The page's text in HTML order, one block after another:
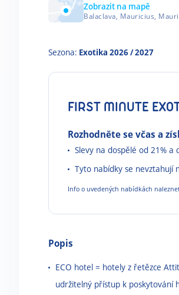
Zobrazit na mapě
Balaclava, Mauricius,
Sezona: Exotika 2026 / 2027
FIRST MINUTE
Rozhodněte se včas a
Slevy na dospělé od 21% a
Tyto nabídky se nevztahují
Info o uvedených nabídkách
Popis
ECO hotel = hotely z řetězce
udržitelný přístup k poskytování